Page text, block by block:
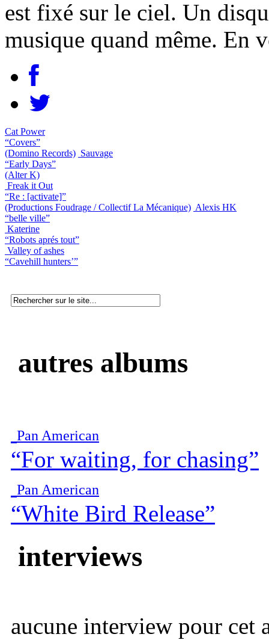
est fixé sur le ciel. Un
musique quand même. En
Cat Power
“Covers”
(Domino Records) Sauvage
“Early Days”
(Alter K)
Freak it Out
“Re : [activate]”
(Productions Foudrage / Collectif La Mécanique) Alexis HK
“belle ville”
Katerine
“Robots aprés tout”
Valley of ashes
“Cavehill hunters’”
autres albums
Pan American
“For waiting, for chasing”
Pan American
“White Bird Release”
interviews
aucune interview pour cet